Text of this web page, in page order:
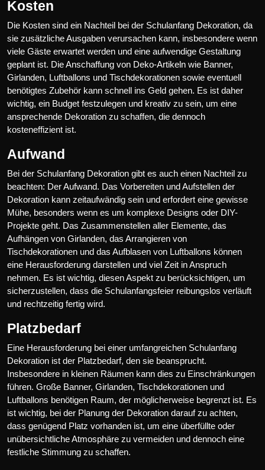
Kosten
Die Kosten sind ein Nachteil bei der Schulanfang Dekoration, da
sie zusätzliche Ausgaben verursachen kann, insbesondere wenn
viele Gäste erwartet werden und eine aufwendige Gestaltung
geplant ist. Die Anschaffung von Deko-Artikeln wie Banner,
Girlanden, Luftballons und Tischdekorationen sowie eventuell
benötigtes Zubehör kann schnell ins Geld gehen. Es ist daher
wichtig, ein Budget festzulegen und kreativ zu sein, um eine
ansprechende Dekoration zu schaffen, die dennoch
kosteneffizient ist.
Aufwand
Bei der Schulanfang Dekoration gibt es auch einen Nachteil zu
beachten: Der Aufwand. Das Vorbereiten und Aufstellen der
Dekoration kann zeitaufwändig sein und erfordert eine gewisse
Mühe, besonders wenn es um komplexe Designs oder DIY-
Projekte geht. Das Zusammenstellen aller Elemente, das
Aufhängen von Girlanden, das Arrangieren von
Tischdekorationen und das Aufblasen von Luftballons können
eine Herausforderung darstellen und viel Zeit in Anspruch
nehmen. Es ist wichtig, diesen Aspekt zu berücksichtigen, um
sicherzustellen, dass die Schulanfangsfeier reibungslos verläuft
und rechtzeitig fertig wird.
Platzbedarf
Eine Herausforderung bei einer umfangreichen Schulanfang
Dekoration ist der Platzbedarf, den sie beansprucht.
Insbesondere in kleinen Räumen kann dies zu Einschränkungen
führen. Große Banner, Girlanden, Tischdekorationen und
Luftballons benötigen Raum, der möglicherweise begrenzt ist. Es
ist wichtig, bei der Planung der Dekoration darauf zu achten,
dass genügend Platz vorhanden ist, um eine überfüllte oder
unübersichtliche Atmosphäre zu vermeiden und dennoch eine
festliche Stimmung zu schaffen.